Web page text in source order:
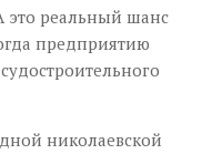
это реальный шанс
предприятию
николаевской